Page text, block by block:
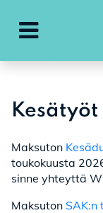
Avaa päävalikko
Maksuton
toukokuusta
sinne yhteyttä
Maksuton SAK:n